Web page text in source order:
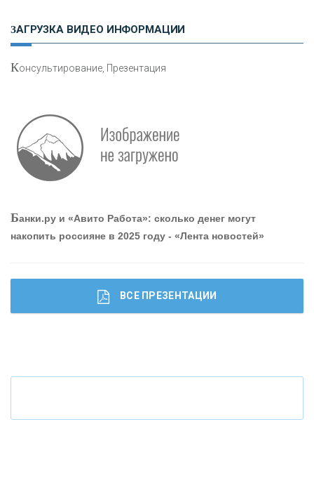
Работа мечты. Что банки делают для того, чтобы
привлечь и удержать персонал - «Интервью»
Что будет с наличными деньгами при цифровом
ЗАГРУЗКА ВИДЕО ИНФОРМАЦИИ
Консультирование, Презентация
Банки.ру и «Авито Работа»: сколько денег могут
накопить россияне в 2025 году - «Лента новостей»
ВСЕ ПРЕЗЕНТАЦИИ